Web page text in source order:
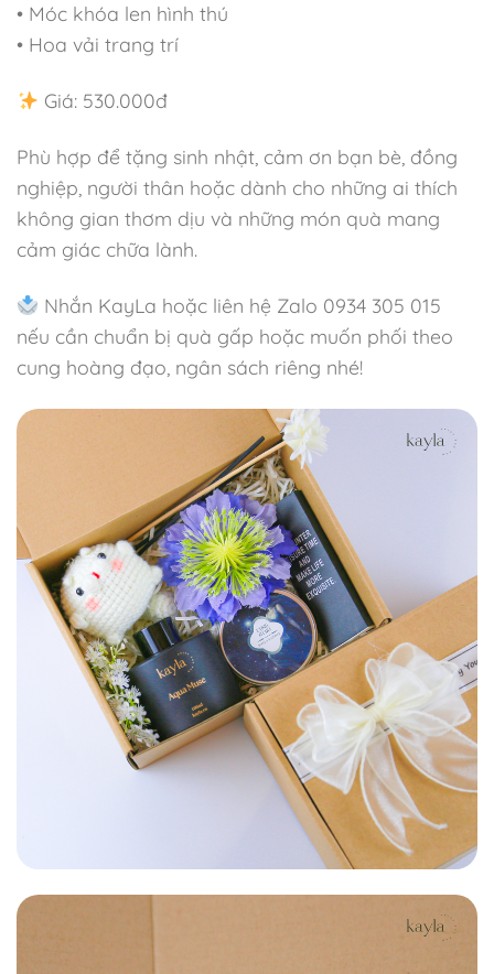
• Móc khóa len hình thú
• Hoa vải trang trí
Giá: 530.000đ
Phù hợp để tặng sinh nhật, cảm ơn bạn bè, đồng
nghiệp, người thân hoặc dành cho những ai thích
không gian thơm dịu và những món quà mang
cảm giác chữa lành.
Nhắn KayLa hoặc liên hệ Zalo 0934 305 015
nếu cần chuẩn bị quà gấp hoặc muốn phối theo
cung hoàng đạo, ngân sách riêng nhé!